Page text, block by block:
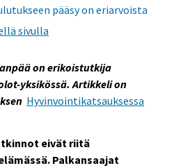
pääsy on eriarvoista
sivulla
on erikoistutkija
yksikössä. Artikkeli on
Hyvinvointikatsauksessa
eivät riitä
Palkansaajat